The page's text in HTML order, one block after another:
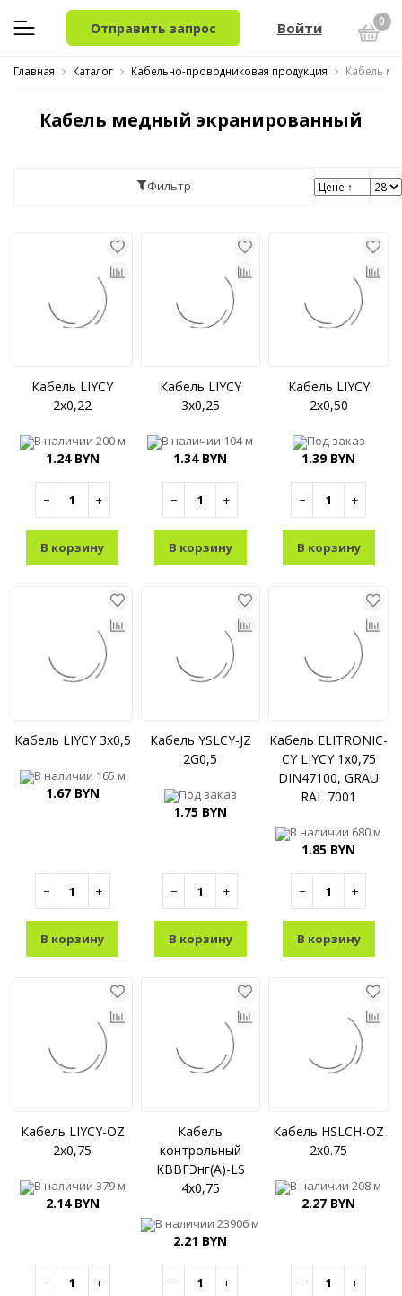
Отправить запрос Войти 0
Главная Каталог Кабельно-проводниковая продукция Кабель
Кабель медный экранированный
Фильтр
Кабель LIYCY
2x0,22
В наличии 200 м
1.24 BYN
− +
В корзину
Кабель LIYCY
3x0,25
В наличии 104 м
1.34 BYN
− +
В корзину
Кабель LIYCY
2x0,50
Под заказ
1.39 BYN
− +
В корзину
Кабель LIYCY 3x0,5
В наличии 165 м
1.67 BYN
− +
В корзину
Кабель YSLCY-JZ
2G0,5
Под заказ
1.75 BYN
− +
В корзину
Кабель ELITRONIC-
CY LIYCY 1x0,75
DIN47100, GRAU
RAL 7001
В наличии 680 м
1.85 BYN
− +
В корзину
Кабель LIYCY-OZ
2x0,75
В наличии 379 м
2.14 BYN
− +
Кабель
контрольный
КВВГЭнг(A)-LS
4x0,75
В наличии23906 м
2.21 BYN
− +
Кабель HSLCH-OZ
2x0.75
В наличии208 м
2.27 BYN
− +